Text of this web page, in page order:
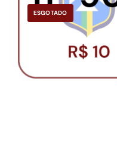
ESGOTADO